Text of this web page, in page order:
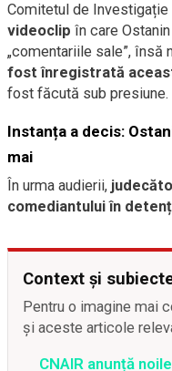
Comitetul de
videoclip în care
„comentariile sale”, însă
fost înregistrată
fost făcută sub presiune.
Instanța a decis:
mai
În urma audierii,
comediantului în
Context și
Pentru o imagine mai
și aceste articole
CNAIR anunță